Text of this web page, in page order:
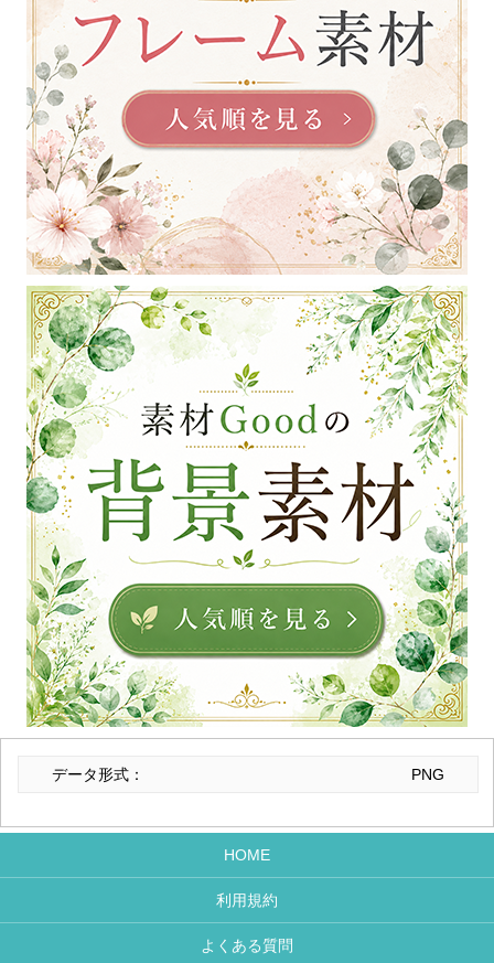
データ形式： PNG
HOME
利用規約
よくある質問